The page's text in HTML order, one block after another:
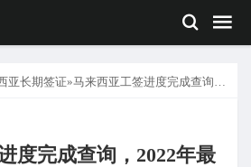
亚长期签证»马来西亚工签进度完成查询，2022年最近递交案例（3）
度完成查询，2022年最